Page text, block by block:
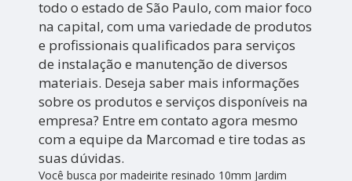
todo o estado de São Paulo, com maior foco
na capital, com uma variedade de produtos
e profissionais qualificados para serviços
de instalação e manutenção de diversos
materiais. Deseja saber mais informações
sobre os produtos e serviços disponíveis na
empresa? Entre em contato agora mesmo
com a equipe da Marcomad e tire todas as
suas dúvidas.
Você busca por madeirite resinado 10mm Jardim